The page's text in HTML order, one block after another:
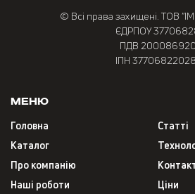
© Всі права захищені. ТОВ
ЄДРПОУ
ПДВ 200086920
ІПН
Меню
Головна
Каталог
Про компанію
Наші роботи
Статті
Ціни